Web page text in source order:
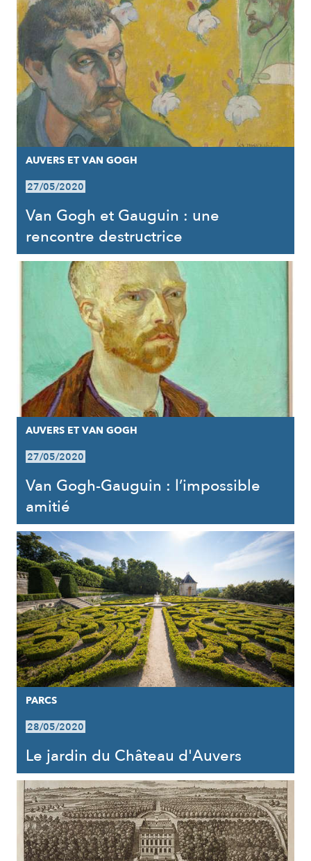
AUVERS ET VAN GOGH
27/05/2020
Van Gogh et Gauguin : une
rencontre destructrice
AUVERS ET VAN GOGH
27/05/2020
Van Gogh-Gauguin : l’impossible
amitié
PARCS
28/05/2020
Le jardin du Château d'Auvers